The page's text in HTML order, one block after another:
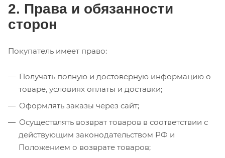
2. Права и обязанности
сторон
Покупатель имеет право:
Получать полную и достоверную информацию о
товаре, условиях оплаты и доставки;
Оформлять заказы через сайт;
Осуществлять возврат товаров в соответствии с
действующим законодательством РФ и
Положением о возврате товаров;